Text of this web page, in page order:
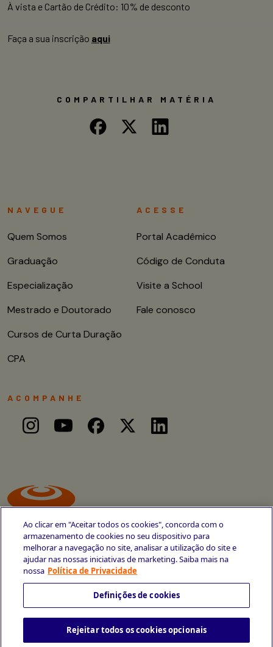
À vista e Cartão de Crédito: 10% de desconto
Faça a sua inscrição aqui
COMPARTILHAR MATÉRIA
Avenida Cais do Apolo, 77
+55 81 3419-6700
NAVEGUE
Quem Somos
Graduação
Especialização
Mestrado e Doutorado
Cursos de Curta Duração
CPA
ACESSE
Portal Acadêmico
Código de Conduta
Visite a School
Fale conosco
ACOMPANHE
Ao clicar em "Aceitar todos os cookies", concorda com o
armazenamento de cookies no seu dispositivo para
melhorar a navegação no site, analisar a utilização do site e
ajudar nas nossas iniciativas de marketing. Saiba mais na
nossa Política de Privacidade
Definições de cookies
Rejeitar todos os cookies opcionais